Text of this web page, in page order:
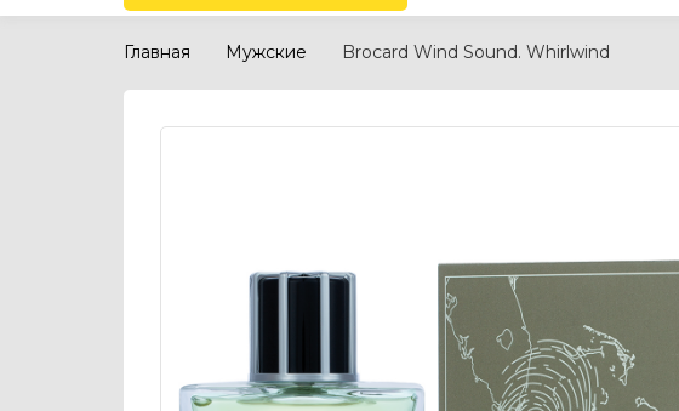
Главная Мужские Brocard Wind Sound. Whirlwind